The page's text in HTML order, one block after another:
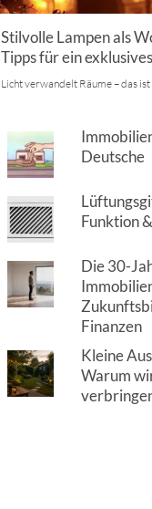
Stilvolle Lampen als
Tipps für ein
Licht verwandelt Räume – das
Deutsche
Funktion
Die 30-
Finanzen
Kleine
Warum